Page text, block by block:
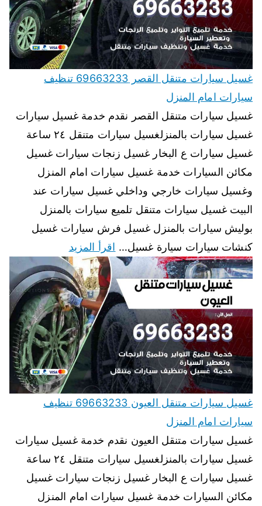
غسيل سيارات متنقل القصر 69663233 تنظيف
سيارات امام المنزل
غسيل سيارات متنقل القصر نقدم خدمة غسيل سيارات
غسيل سيارات بالمنزلغسيل سيارات متنقل ٢٤ ساعة
غسيل سيارات ع البخار غسيل زنجات سيارات غسيل
مكائن السيارات خدمة غسيل سيارات امام المنزل
وغسيل سيارات خارجي وداخلي غسيل سيارات عند
البيت غسيل سيارات متنقل تلميع سيارات بالمنزل
بوليش سيارات بالمنزل غسيل فرش سيارات غسيل
كنشات سيارات سيارة غسيل… اقرأ المزيد
غسيل سيارات متنقل العيون 69663233 تنظيف
سيارات امام المنزل
غسيل سيارات متنقل العيون نقدم خدمة غسيل سيارات
غسيل سيارات بالمنزلغسيل سيارات متنقل ٢٤ ساعة
غسيل سيارات ع البخار غسيل زنجات سيارات غسيل
مكائن السيارات خدمة غسيل سيارات امام المنزل